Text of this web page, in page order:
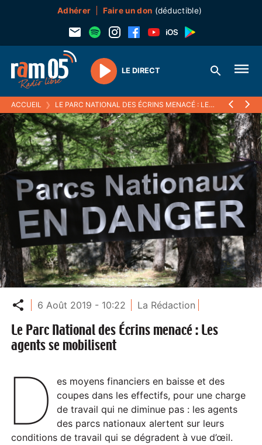
Adhérer Faire un don (déductible)
Play
LE DIRECT
ACCUEIL ❯ LE PARC NATIONAL DES ÉCRINS MENACÉ : LES AGENTS SE MOBILISENT
Partager
6 Août 2019 - 10:22 La Rédaction
Le Parc National des Écrins menacé : Les
agents se mobilisent
D
es moyens financiers en baisse et des
coupes dans les effectifs, pour une charge
de travail qui ne diminue pas : les agents
des parcs nationaux alertent sur leurs
conditions de travail qui se dégradent à vue d’œil.